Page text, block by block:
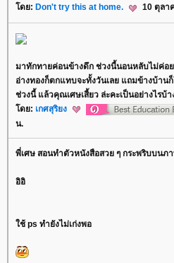
ดย: Don't try this at home. 10 ตุลา
มาทักทายค่อนข้างดึก ช่วงนี้นอนหลับไม่ค่อ
อ่างทองก็ตกแทบจะทั้งวันเลย แถมข้างบ้าน
ช่วงนี้ แล้วคุณเศษเสี้ยว ล่ะคะเป็นอย่างไรบ้า
ดย: เกศสุริยง
น.
พี่เศษ สอนทำตัวหนังสือสวย ๆ กระพริบบนภ
อิอิ
ช้ ps ทำยังไม่เก่งพอ